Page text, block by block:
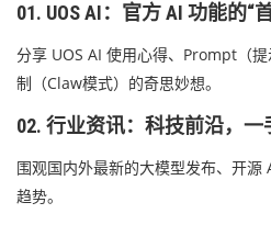
01. UOS AI：官方 AI 功能的“
分享 UOS AI 使用心得、Prompt（
制（Claw模式）的奇思妙想。
02. 行业资讯：科技前沿，一
围观国内外最新的大模型发布、开源
趋势。